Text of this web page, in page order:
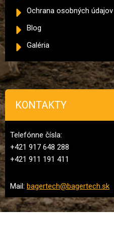
Ochrana osobných údajov
Blog
Galéria
KONTAKTY
Telefónne čísla:
+421 917 648 288
+421 911 191 411
Mail: bagertech@bagertech.sk